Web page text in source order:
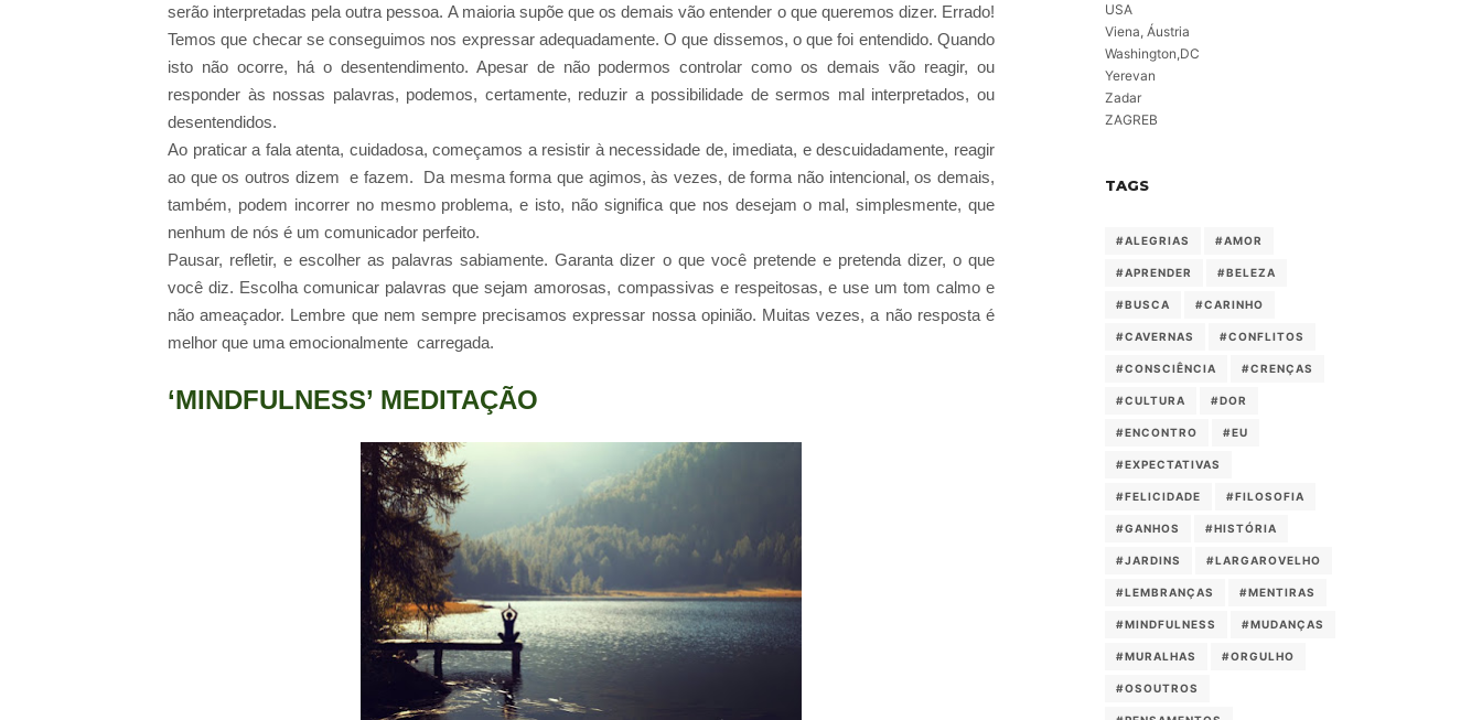
serão interpretadas pela outra pessoa. A maioria supõe que os demais vão entender o que queremos dizer. Errado!
Temos que checar se conseguimos nos expressar adequadamente. O que dissemos, o que foi entendido. Quando
isto não ocorre, há o desentendimento. Apesar de não podermos controlar como os demais vão reagir, ou
responder às nossas palavras, podemos, certamente, reduzir a possibilidade de sermos mal interpretados, ou
desentendidos.
Ao praticar a fala atenta, cuidadosa, começamos a resistir à necessidade de, imediata, e descuidadamente, reagir
ao que os outros dizem e fazem. Da mesma forma que agimos, às vezes, de forma não intencional, os demais,
também, podem incorrer no mesmo problema, e isto, não significa que nos desejam o mal, simplesmente, que
nenhum de nós é um comunicador perfeito.
Pausar, refletir, e escolher as palavras sabiamente. Garanta dizer o que você pretende e pretenda dizer, o que
você diz. Escolha comunicar palavras que sejam amorosas, compassivas e respeitosas, e use um tom calmo e
não ameaçador. Lembre que nem sempre precisamos expressar nossa opinião. Muitas vezes, a não resposta é
melhor que uma emocionalmente carregada.
‘MINDFULNESS’ MEDITAÇÃO
USA
Viena, Áustria
Washington,DC
Yerevan
Zadar
ZAGREB
TAGS
#ALEGRIAS #AMOR
#APRENDER #BELEZA
#BUSCA #CARINHO
#CAVERNAS #CONFLITOS
#CONSCIÊNCIA #CRENÇAS
#CULTURA #DOR
#ENCONTRO #EU
#EXPECTATIVAS
#FELICIDADE #FILOSOFIA
#GANHOS #HISTÓRIA
#JARDINS #LARGAROVELHO
#LEMBRANÇAS #MENTIRAS
#MINDFULNESS #MUDANÇAS
#MURALHAS #ORGULHO
#OSOUTROS